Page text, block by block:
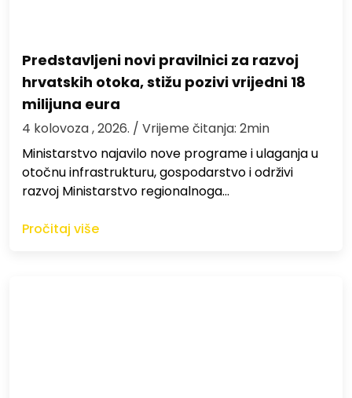
Predstavljeni novi pravilnici za razvoj
hrvatskih otoka, stižu pozivi vrijedni 18
milijuna eura
4 kolovoza , 2026. / Vrijeme čitanja: 2min
Ministarstvo najavilo nove programe i ulaganja u
otočnu infrastrukturu, gospodarstvo i održivi
razvoj Ministarstvo regionalnoga…
Pročitaj više